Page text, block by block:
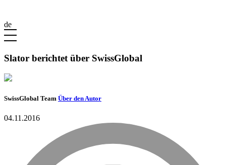
de
Slator berichtet über SwissGlobal
SwissGlobal Team Über den Autor
04.11.2016